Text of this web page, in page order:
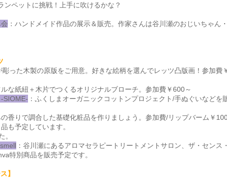
ンペットに挑戦！上手に吹けるかな？
：ハンドメイド作品の展示＆販売。作家さんは谷川瀬のおじいちゃん
彫った木製の原版をご用意。好きな絵柄を選んでレッツ凸版画！参加費
ルな紙紐＋木片でつくるオリジナルブローチ。参加費￥600～
SIOME- ：ふくしまオーガニックコットンプロジェクト/手ぬぐいなどを
の香りで調合した基礎化粧品を作りましょう。参加費/リップバーム￥
も予定しています。
。
：谷川瀬にあるアロマセラピートリートメントサロン、ザ・センス
特別商品を販売予定です。
】